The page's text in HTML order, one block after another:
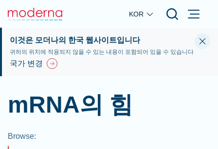
Skip to main content
KOR
이것은 모더나의 한국 웹사이트입니다
귀하의 위치에 적용되지 않을 수 있는 내용이 포함되어 있을 수 있습니다
국가 변경
mRNA의 힘
Browse: